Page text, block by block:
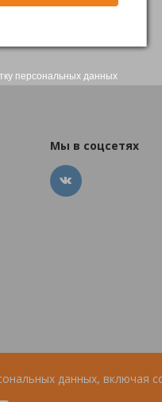
персональных данных
данных, включая
Мы в соцсетях